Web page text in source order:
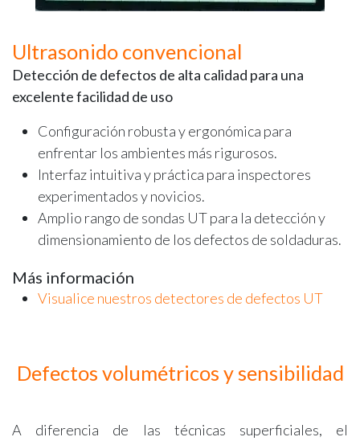
Ultrasonido convencional
Detección de defectos de alta calidad para una
excelente facilidad de uso
Configuración robusta y ergonómica para
enfrentar los ambientes más rigurosos.
Interfaz intuitiva y práctica para inspectores
experimentados y novicios.
Amplio rango de sondas UT para la detección y
dimensionamiento de los defectos de soldaduras.
Más información
Visualice nuestros detectores de defectos UT
Defectos volumétricos y sensibilidad
A diferencia de las técnicas superficiales, el